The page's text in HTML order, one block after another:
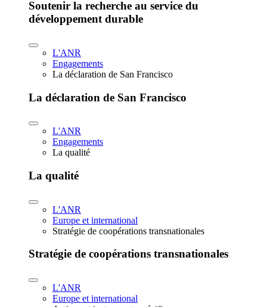
Soutenir la recherche au service du
développement durable
L'ANR
Engagements
La déclaration de San Francisco
La déclaration de San Francisco
L'ANR
Engagements
La qualité
La qualité
L'ANR
Europe et international
Stratégie de coopérations transnationales
Stratégie de coopérations transnationales
L'ANR
Europe et international